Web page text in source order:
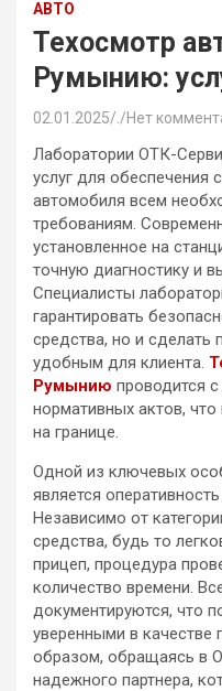
АВТО
Техосмотр
Румынию:
02.01.2025 Нет
Лаборатории ОТК-
услуг для обеспечения
автомобиля всем
требованиям.
установленное на
точную диагностику и
Специалисты
гарантировать
средства, но и сделать
удобным для клиента.
Румынию проводится
нормативных актов,
на границе.
Одной из ключевых
является
Независимо от
средства, будь то
прицеп, процедура
количество времени.
документируются, что
уверенными в качестве
образом, обращаясь в
надежного партнера,